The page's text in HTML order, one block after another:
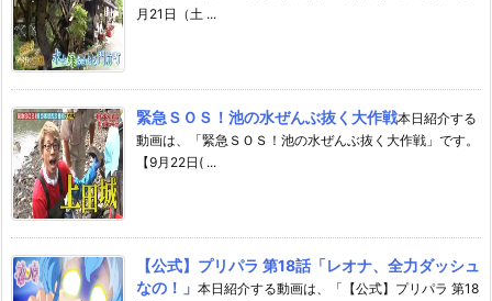
月21日（土 ...
緊急ＳＯＳ！池の水ぜんぶ抜く大作戦本日紹介する
動画は、「緊急ＳＯＳ！池の水ぜんぶ抜く大作戦」です。
【9月22日( ...
【公式】プリパラ 第18話「レオナ、全力ダッシュ
なの！」 本日紹介する動画は、「【公式】プリパラ 第18